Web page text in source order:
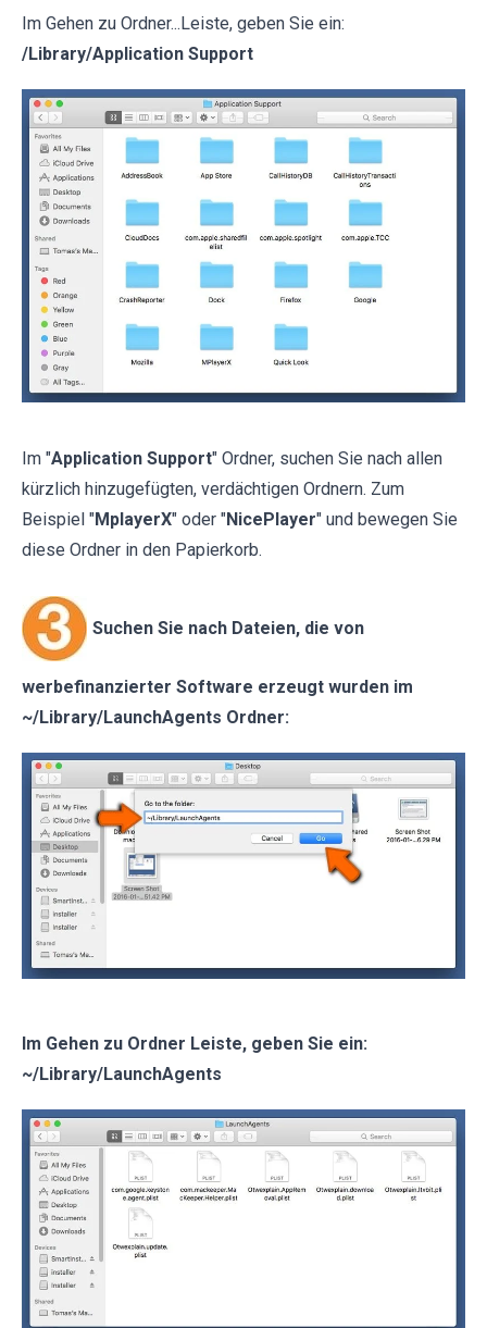
Im Gehen zu Ordner...Leiste, geben Sie ein:
/Library/Application Support
Im "Application Support" Ordner, suchen Sie nach allen
kürzlich hinzugefügten, verdächtigen Ordnern. Zum
Beispiel "MplayerX" oder "NicePlayer" und bewegen Sie
diese Ordner in den Papierkorb.
Suchen Sie nach Dateien, die von
werbefinanzierter Software erzeugt wurden im
~/Library/LaunchAgents Ordner:
Im Gehen zu Ordner Leiste, geben Sie ein:
~/Library/LaunchAgents